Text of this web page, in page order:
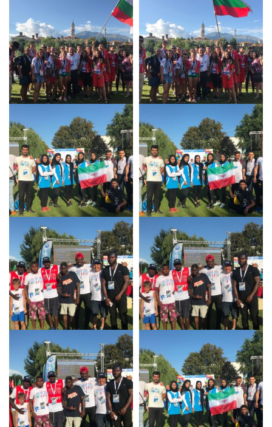
Discipline Federali
Formazione
News
Media
Documenti
Tesseramento e
Affiliazione
Federazione
Trasparente
Contatti